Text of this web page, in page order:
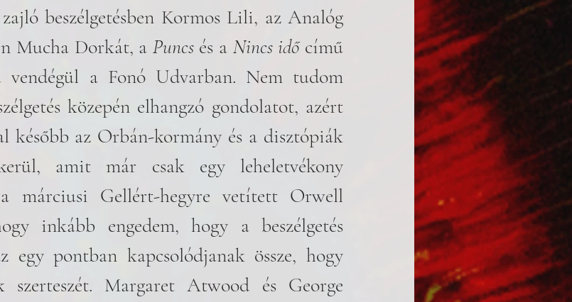
beszélgetésben Kormos Lili, az Analóg
Mucha Dorkát, a Puncs és a Nincs idő című
vendégül a Fonó Udvarban. Nem tudom
közepén elhangzó gondolatot, azért
később az Orbán-kormány és a disztópiák
amit már csak egy leheletvékony
márciusi Gellért-hegyre vetített Orwell
inkább engedem, hogy a beszélgetés
egy pontban kapcsolódjanak össze, hogy
szerteszét. Margaret Atwood és George